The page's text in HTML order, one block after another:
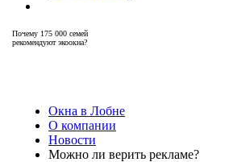
Почему 175 000 семей
рекомендуют экоокна?
Окна в Лобне
О компании
Новости
Можно ли верить рекламе?